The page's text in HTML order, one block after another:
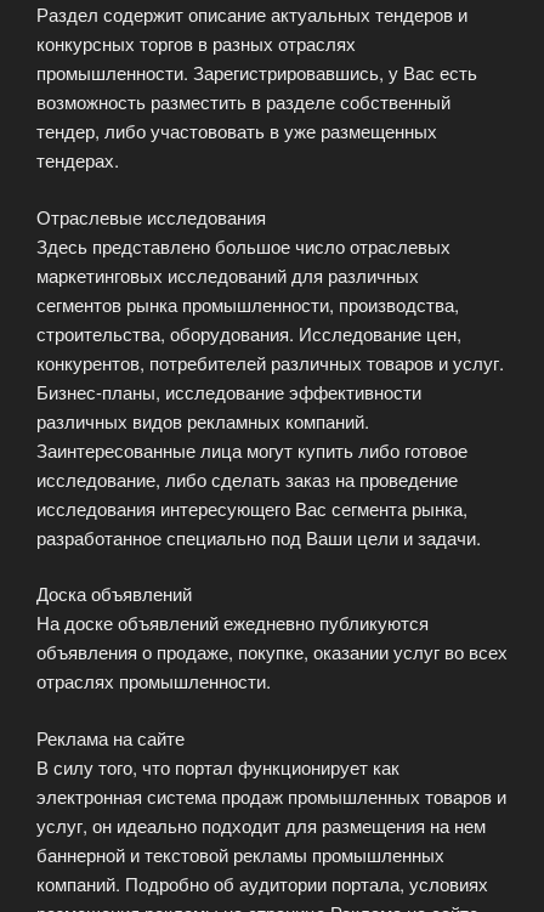
Раздел содержит описание актуальных тендеров и
конкурсных торгов в разных отраслях
промышленности. Зарегистрировавшись, у Вас есть
возможность разместить в разделе собственный
тендер, либо участововать в уже размещенных
тендерах.
Отраслевые исследования
Здесь представлено большое число отраслевых
маркетинговых исследований для различных
сегментов рынка промышленности, производства,
строительства, оборудования. Исследование цен,
конкурентов, потребителей различных товаров и услуг.
Бизнес-планы, исследование эффективности
различных видов рекламных компаний.
Заинтересованные лица могут купить либо готовое
исследование, либо сделать заказ на проведение
исследования интересующего Вас сегмента рынка,
разработанное специально под Ваши цели и задачи.
Доска объявлений
На доске объявлений ежедневно публикуются
объявления о продаже, покупке, оказании услуг во всех
отраслях промышленности.
Реклама на сайте
В силу того, что портал функционирует как
электронная система продаж промышленных товаров и
услуг, он идеально подходит для размещения на нем
баннерной и текстовой рекламы промышленных
компаний. Подробно об аудитории портала, условиях